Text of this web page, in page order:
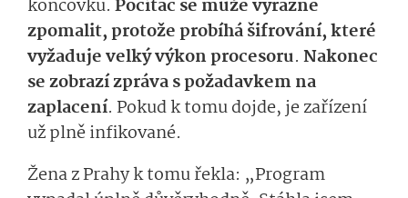
koncovku. Počítač se může výrazně
zpomalit, protože probíhá šifrování, které
vyžaduje velký výkon procesoru. Nakonec
se zobrazí zpráva s požadavkem na
zaplacení. Pokud k tomu dojde, je zařízení
už plně infikované.
Žena z Prahy k tomu řekla: „Program